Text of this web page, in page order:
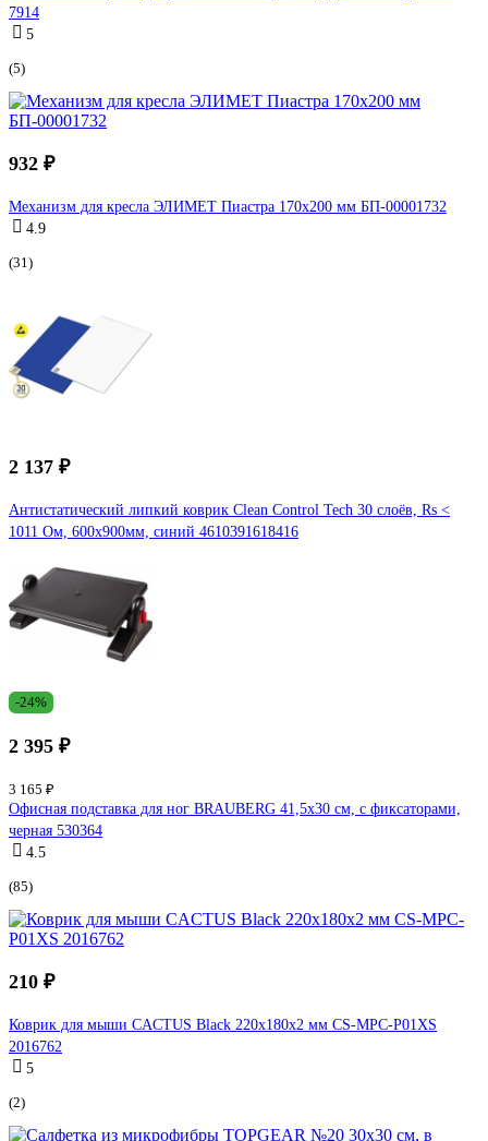
7914
5
(5)
932 ₽
Механизм для кресла ЭЛИМЕТ Пиастра 170х200 мм БП-00001732
4.9
(31)
2 137 ₽
Антистатический липкий коврик Clean Control Tech 30 слоёв, Rs <
1011 Ом, 600х900мм, синий 4610391618416
-24%
2 395 ₽
3 165 ₽
Офисная подставка для ног BRAUBERG 41,5х30 см, с фиксаторами,
черная 530364
4.5
(85)
210 ₽
Коврик для мыши CACTUS Black 220x180x2 мм CS-MPС-P01XS
2016762
5
(2)